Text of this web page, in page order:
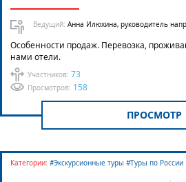
Участников: 73
Просмотров: 158
Ведущий: Анна Илюхина, руководитель
Особенности продаж. Перевозка,
нами отели.
ПРОСМОТР
Категории: #Экскурсионные туры #Туры по России